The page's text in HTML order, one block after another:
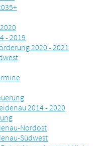
- 2019
2020 - 2021
2014 - 2020
Nordost
Südwest